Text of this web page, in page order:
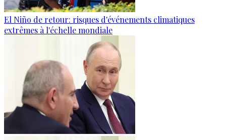
El Niño de retour: risques d'événements climatiques
extrêmes à l'échelle mondiale